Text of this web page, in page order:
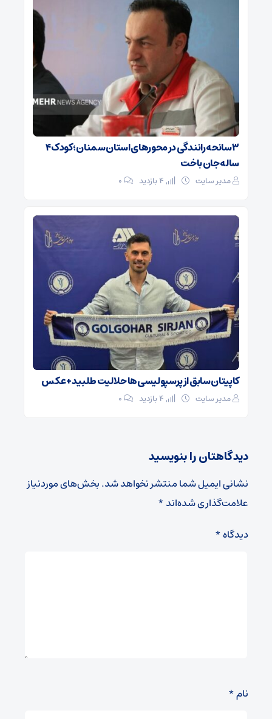
۳ سانحه رانندگی در محورهای استان سمنان؛ کودک ۴
ساله جان باخت
مدیر سایت ۰
کاپیتان سابق از پرسپولیسی‌ها حلالیت طلبید + عکس
مدیر سایت ۰
دیدگاهتان را بنویسید
نشانی ایمیل شما منتشر نخواهد شد.بخش‌های موردنیاز
علامت‌گذاری شده‌اند*
دیدگاه*
نام*